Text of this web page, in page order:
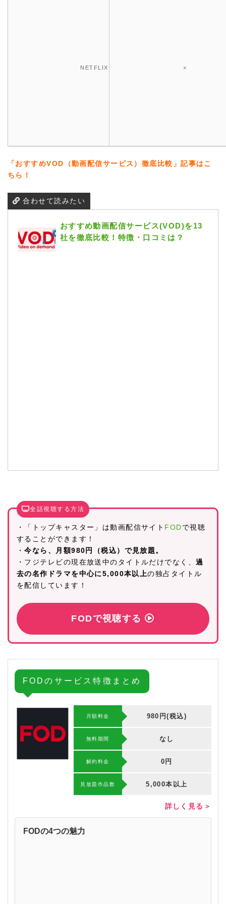
NETFLIX ×
「おすすめVOD（動画配信サービス）徹底比較」記事はこ
ちら！
合わせて読みたい
おすすめ動画配信サービス(VOD)を13
社を徹底比較！特徴・口コミは？
全話視聴する方法
・「トップキャスター」は動画配信サイト FODで視聴
することができます！
・今なら、月額980円（税込）で見放題。
・フジテレビの現在放送中のタイトルだけでなく、過
去の名作ドラマを中心に5,000本以上の独占タイトル
を配信しています！
FODで視聴する
FODのサービス特徴まとめ
月額料金 980円(税込)
無料期間 なし
解約料⾦ 0円
⾒放題作品数 5,000本以上
詳しく見る＞
FODの4つの魅力